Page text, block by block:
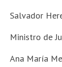
Salvador
Ministro de
Ana María